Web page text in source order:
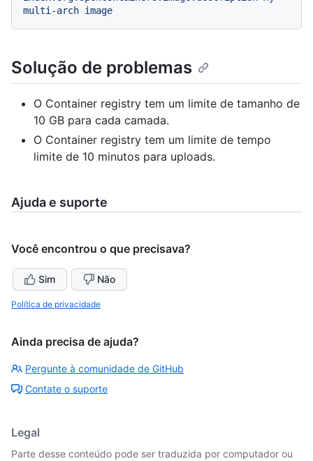
multi-arch image
Solução de problemas
O Container registry tem um limite de tamanho de
10 GB para cada camada.
O Container registry tem um limite de tempo
limite de 10 minutos para uploads.
Ajuda e suporte
Você encontrou o que precisava?
Sim Não
Política de privacidade
Ainda precisa de ajuda?
Pergunte à comunidade de GitHub
Contate o suporte
Legal
Parte desse conteúdo pode ser traduzida por computador ou